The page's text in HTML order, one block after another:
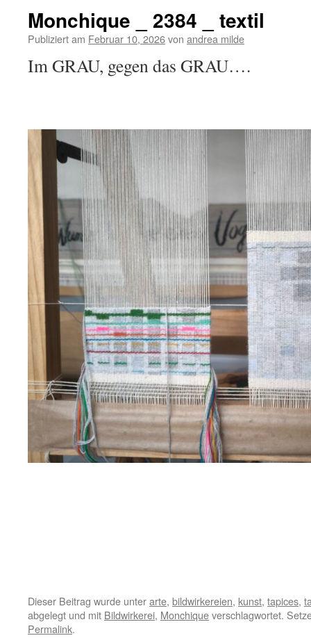
Monchique _ 2384 _ textil
Publiziert am Februar 10, 2026von andrea milde
Im GRAU, gegen das GRAU….
Dieser Beitrag wurde unterarte, bildwirkereien, kunst, tapices,
abgelegt und mit Bildwirkerei, Monchiqueverschlagwortet.
Permalink.